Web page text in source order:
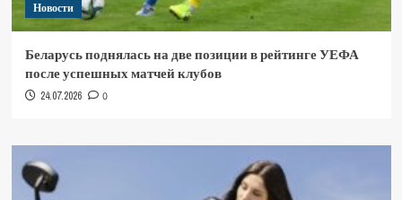
Новости
Беларусь поднялась на две позиции в рейтинге УЕФА
после успешных матчей клубов
24.07.2026 0